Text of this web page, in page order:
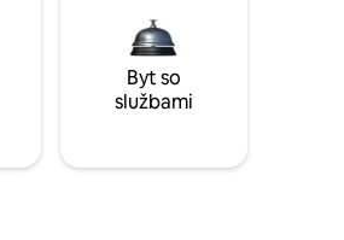
Byt so
službami